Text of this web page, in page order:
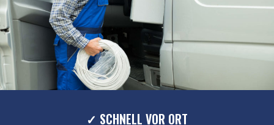
✓ SCHNELL VOR ORT